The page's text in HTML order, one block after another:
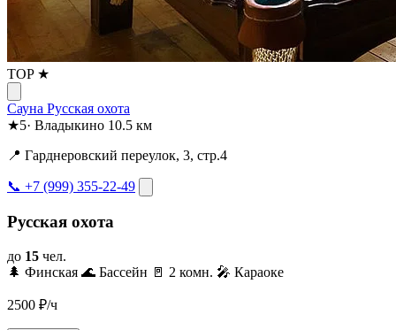
TOP ★
Сауна Русская охота
★5· Владыкино 10.5 км
📍 Гарднеровский переулок, 3, стр.4
📞 +7 (999) 355-22-49
Русская охота
до 15 чел.
🌲 Финская 🌊 Бассейн 🚪 2 комн. 🎤 Караоке
2500 ₽/ч